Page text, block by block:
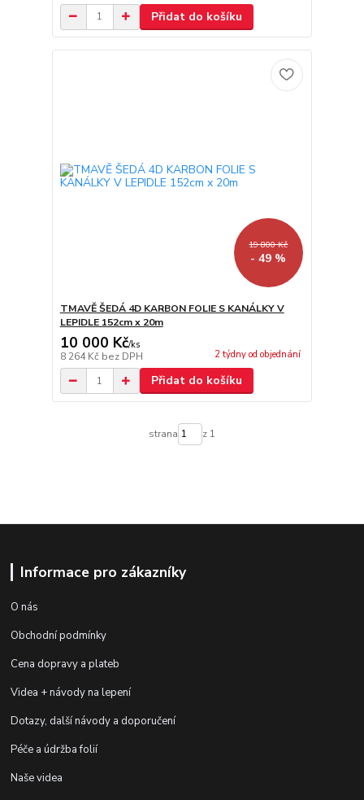
Přidat do košíku
19 800 Kč
- 49 %
TMAVĚ ŠEDÁ 4D KARBON FOLIE S KANÁLKY V
LEPIDLE 152cm x 20m
10 000 Kč/ks
8 264 Kč bez DPH 2 týdny od objednání
Přidat do košíku
strana z 1
Informace pro zákazníky
O nás
Obchodní podmínky
Cena dopravy a plateb
Videa + návody na lepení
Dotazy, další návody a doporučení
Péče a údržba folií
Naše videa